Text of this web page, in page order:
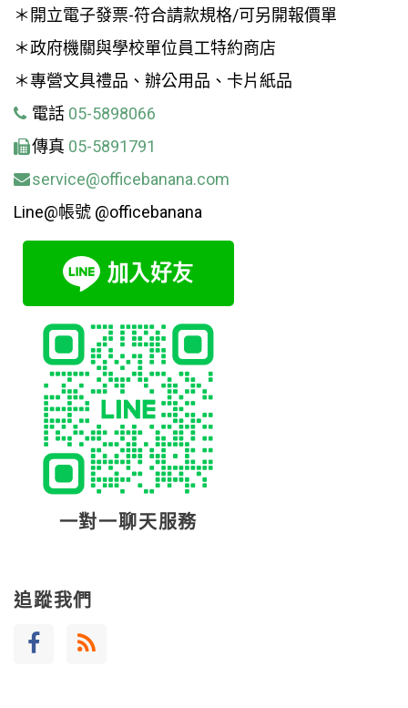
＊開立電子發票-符合請款規格/可另開報價單
＊政府機關與學校單位員工特約商店
＊專營文具禮品、辦公用品、卡片紙品
電話 05-5898066
傳真 05-5891791
service@officebanana.com
Line@帳號 @officebanana
一對一聊天服務
追蹤我們